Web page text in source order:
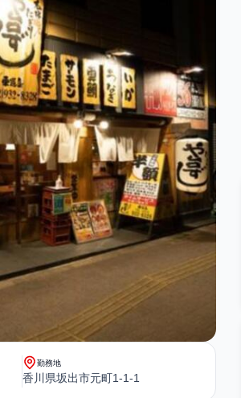
勤務地
香川県坂出市元町1-1-1